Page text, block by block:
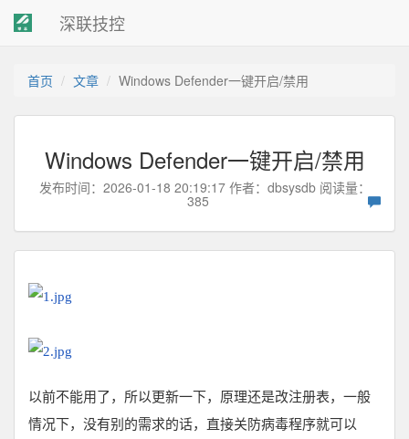
深联技控
首页 文章 Windows Defender一键开启/禁用
Windows Defender一键开启/禁用
发布时间：2026-01-18 20:19:17 作者： dbsysdb阅读量：
385
以前不能用了，所以更新一下，原理还是改注册表，一般
情况下，没有别的需求的话，直接关防病毒程序就可以